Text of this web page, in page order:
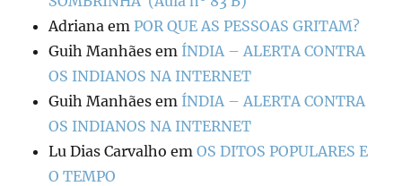
Adriana em POR QUE AS PESSOAS GRITAM?
Guih Manhães em ÍNDIA – ALERTA CONTRA
OS INDIANOS NA INTERNET
Guih Manhães em ÍNDIA – ALERTA CONTRA
OS INDIANOS NA INTERNET
Lu Dias Carvalho emOS DITOS POPULARES E
O TEMPO